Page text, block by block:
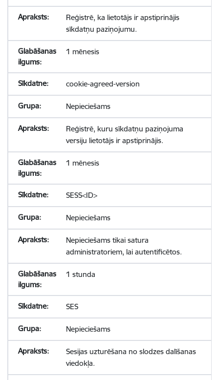
Reģistrē, ka lietotājs ir apstiprinājis
sīkdatņu paziņojumu.
1 mēnesis
cookie-agreed-version
Nepieciešams
Reģistrē, kuru sīkdatņu paziņojuma
versiju lietotājs ir apstiprinājis.
1 mēnesis
SESS<ID>
Nepieciešams
Nepieciešams tikai satura
administratoriem, lai autentificētos.
1 stunda
SES
Nepieciešams
Sesijas uzturēšana no slodzes dalīšanas
viedokļa.